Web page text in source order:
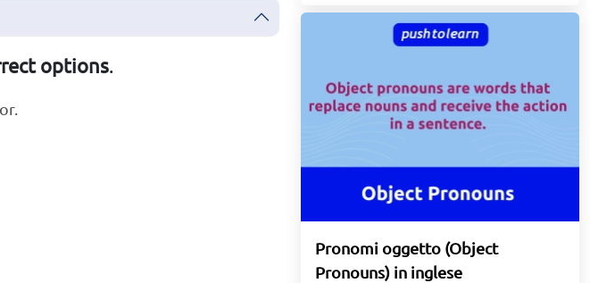
options.
Pronomi oggetto (Object
Pronouns) in inglese